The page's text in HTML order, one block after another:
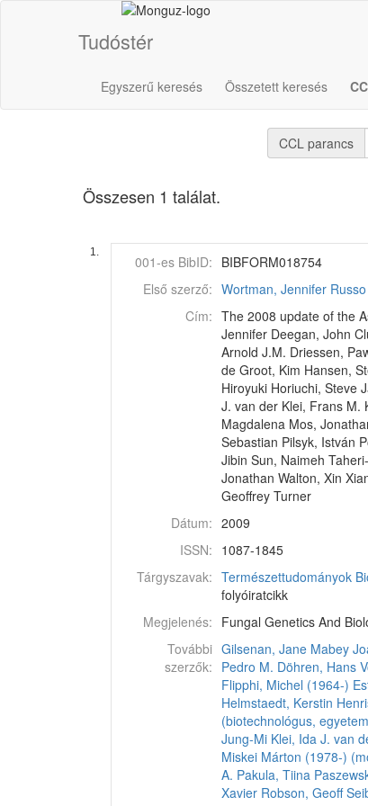
Tudóstér
Egyszerű keresés Összetett keresés
CCL parancs
Összesen 1 találat.
1.
001-es BibID: BIBFORM018754
Első szerző: Wortman, Jennifer Russo
Cím: The 2008 update of the
Jennifer Deegan, John
Arnold J.M. Driessen,
de Groot, Kim Hansen,
Hiroyuki Horiuchi, Steve
J. van der Klei, Frans M.
Magdalena Mos,
Sebastian Pilsyk, István
Jibin Sun, Naimeh
Jonathan Walton, Xin
Geoffrey Turner
Dátum: 2009
ISSN: 1087-1845
Tárgyszavak: Természettudományok
folyóiratcikk
Megjelenés: Fungal Genetics And
További
szerzők:
Gilsenan, Jane Mabey
Pedro M. Döhren, Hans
Flipphi, Michel (1964-)
Helmstaedt, Kerstin
(biotechnológus,
Jung-Mi Klei, Ida J. van
Miskei Márton (1978-)
A. Pakula, Tiina
Xavier Robson, Geoff